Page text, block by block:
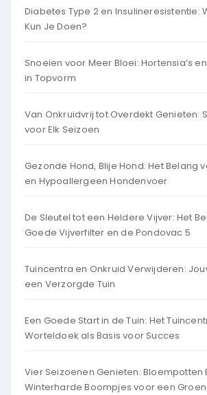
Diabetes Type 2 en Insulineresistentie:
Kun Je Doen?
Snoeien voor Meer Bloei: Hortensia’s
in Topvorm
Van Onkruidvrij tot Overdekt Genieten:
voor Elk Seizoen
Gezonde Hond, Blije Hond: Het Belang
en Hypoallergeen Hondenvoer
De Sleutel tot een Heldere Vijver: Het
Goede Vijverfilter en de Pondovac 5
Tuincentra en Onkruid Verwijderen:
een Verzorgde Tuin
Een Goede Start in de Tuin: Het
Worteldoek als Basis voor Succes
Vier Seizoenen Genieten: Bloempotten
Winterharde Boompjes voor een